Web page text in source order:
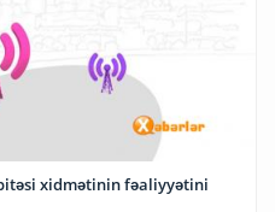
xidmətinin fəaliyyətini